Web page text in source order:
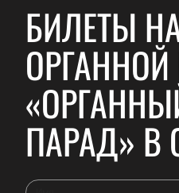
БИЛЕТЫ
ПАРАД» В